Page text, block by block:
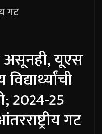
असूनही, यूएस
2024-25
गट